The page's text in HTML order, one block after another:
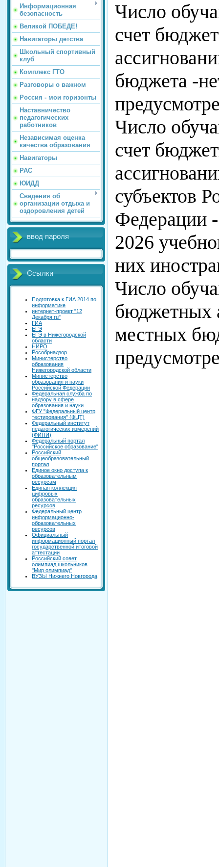
Информационная
безопасность
Великой ПОБЕДЕ!
Навигаторы детства
Школьный спортивный
клуб
Комплекс ГТО
Разговоры о важном
Россия - мои горизонты
Наставничество
педагогических
работников
Независимая оценка
качества образования
Навигаторы
РАС
ЮИДД
Сведения об
организации отдыха и
оздоровления детей
ввод пароля
Ссылки
Подготовка к ГИА 2014 по
информатике
интернет-проект "12
Декабря.ru"
ГИА
ЕГЭ
ЕГЭ в Нижегородской
области
НИРО
Рособрнадзор
Министерство
образования
Нижегородской области
Министерство
образования и науки
Российской Федерации
Федеральная служба по
надзору в сфере
образования и науки
ФГУ "Федеральный центр
тестирования" (ФЦТ)
Федеральный институт
педагогических измерений
(ФИПИ)
Федеральный портал
"Российское образование"
Российский
общеобразовательный
портал
Единое окно доступа к
образовательным
ресурсам
Единая коллекция
цифровых
образовательных
ресурсов
Федеральный центр
информационно-
образовательных
ресурсов
Официальный
информационный портал
государственной итоговой
аттестации
Российский совет
олимпиад школьников
"Мир олимпиад"
ВУЗЫ Нижнего Новгорода
Число
счет
бюджета -
Число
счет
субъектов
Федерации
2026
них
Число
бюджетных
местных